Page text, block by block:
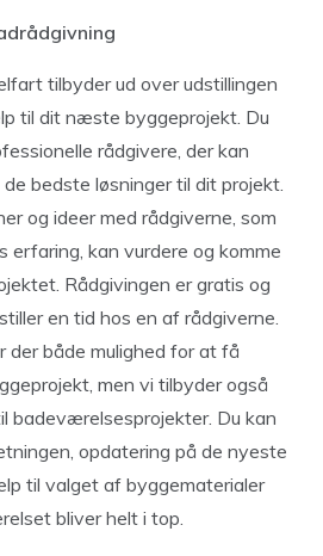
tilbyder ud over udstillingen
til dit næste byggeprojekt. Du
rådgivere, der kan
bedste løsninger til dit projekt.
og ideer med rådgiverne, som
erfaring, kan vurdere og komme
Rådgivingen er gratis og
en tid hos en af rådgiverne.
der både mulighed for at få
men vi tilbyder også
badeværelsesprojekter. Du kan
opdatering på de nyeste
til valget af byggematerialer
bliver helt i top.